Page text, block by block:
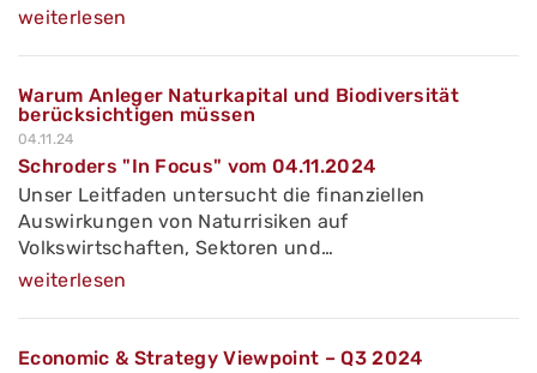
weiterlesen
Warum Anleger Naturkapital und Biodiversität
berücksichtigen müssen
04.11.24
Schroders "In Focus" vom 04.11.2024
Unser Leitfaden untersucht die finanziellen
Auswirkungen von Naturrisiken auf
Volkswirtschaften, Sektoren und…
weiterlesen
Economic & Strategy Viewpoint – Q3 2024